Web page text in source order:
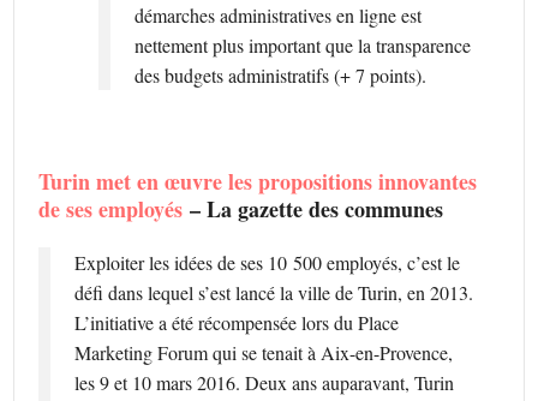
démarches administratives en ligne est
nettement plus important que la transparence
des budgets administratifs (+ 7 points).
Turin met en œuvre les propositions innovantes
de ses employés – La gazette des communes
Exploiter les idées de ses 10 500 employés, c’est le
défi dans lequel s’est lancé la ville de Turin, en 2013.
L’initiative a été récompensée lors du Place
Marketing Forum qui se tenait à Aix-en-Provence,
les 9 et 10 mars 2016. Deux ans auparavant, Turin